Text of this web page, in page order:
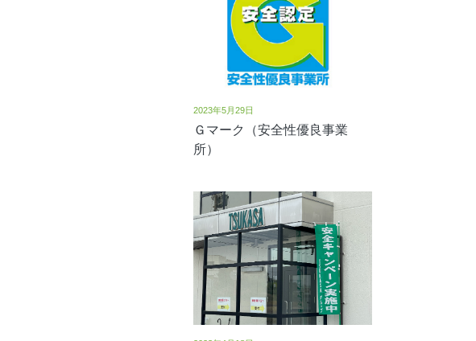
2023年5月29日
Ｇマーク（安全性優良事業
所）